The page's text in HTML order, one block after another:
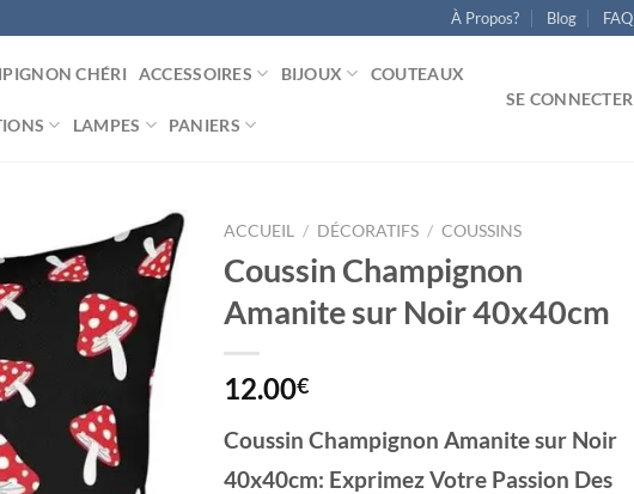
À Propos? Blog FAQ
CHÉRI ACCESSOIRES BIJOUX COUTEAUX
LAMPES PANIERS
SE CONNECTER
Ajouter
liste
d’envies
ACCUEIL / DÉCORATIFS / COUSSINS
Coussin Champignon
Amanite sur Noir 40x40cm
12.00€
Coussin Champignon Amanite sur Noir
40x40cm: Exprimez Votre Passion Des